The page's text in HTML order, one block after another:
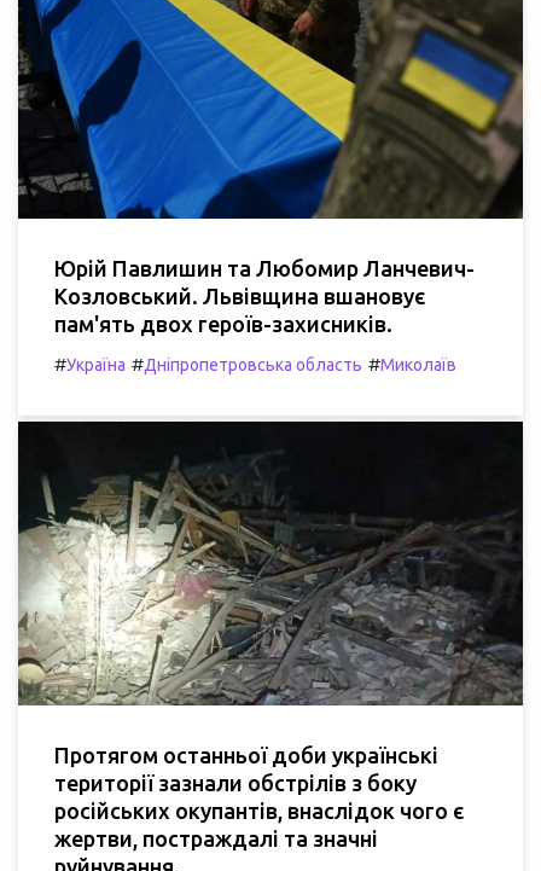
Юрій Павлишин та Любомир Ланчевич-
Козловський. Львівщина вшановує
пам'ять двох героїв-захисників.
#Україна #Дніпропетровська область #Миколаїв
Протягом останньої доби українські
території зазнали обстрілів з боку
російських окупантів, внаслідок чого є
жертви, постраждалі та значні
руйнування.